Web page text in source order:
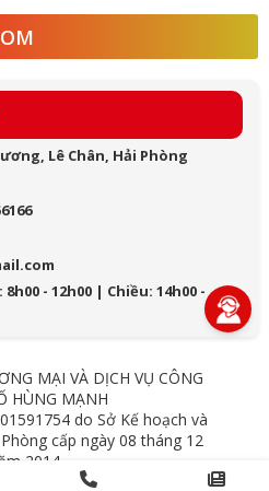
Lê Chân, Hải Phòng
- 12h00 | Chiều: 14h00 -
MẠI VÀ DỊCH VỤ CÔNG
HÙNG MẠNH
do Sở Kế hoạch và
cấp ngày 08 tháng 12
2014
Lê Chân - Hải Phòng